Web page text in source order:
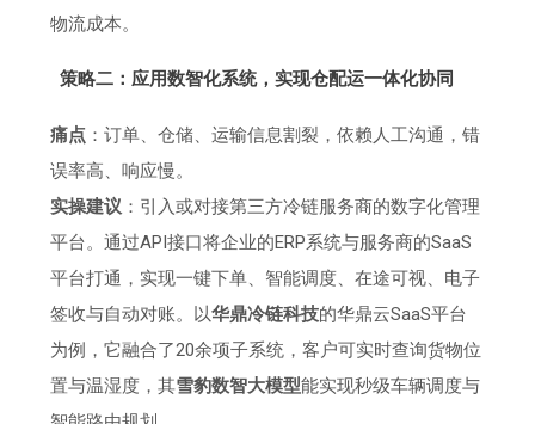
物流成本。
策略二：应用数智化系统，实现仓配运一体化协同
痛点 ：订单、仓储、运输信息割裂，依赖人工沟通，错
误率高、响应慢。
实操建议 ：引入或对接第三方冷链服务商的数字化管理
平台。通过API接口将企业的ERP系统与服务商的SaaS
平台打通，实现一键下单、智能调度、在途可视、电子
签收与自动对账。以华鼎冷链科技的华鼎云SaaS平台
为例，它融合了20余项子系统，客户可实时查询货物位
置与温湿度，其雪豹数智大模型能实现秒级车辆调度与